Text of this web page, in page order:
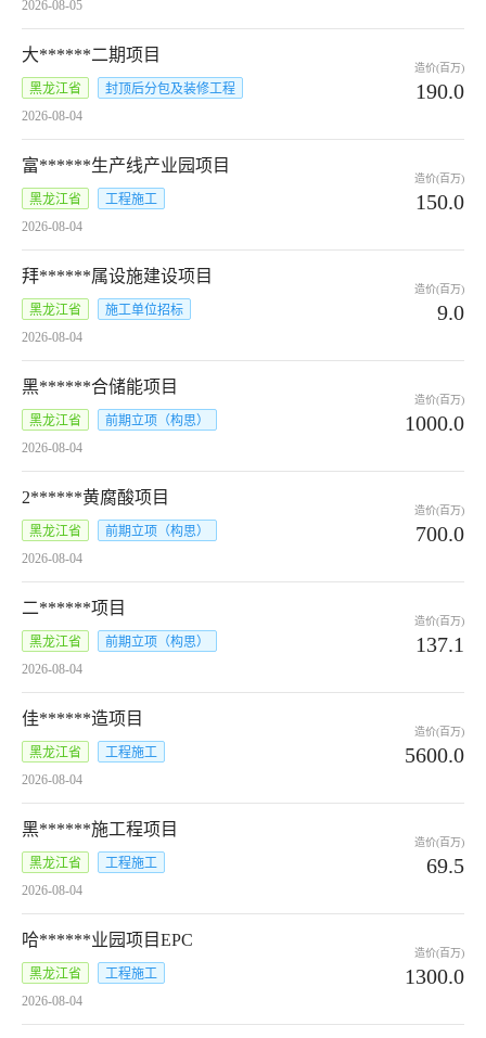
2026-08-05
大******二期项目
黑龙江省
封顶后分包及装修工程
2026-08-04
造价(百万)
190.0
富******生产线产业园项目
黑龙江省
工程施工
2026-08-04
造价(百万)
150.0
拜******属设施建设项目
黑龙江省
施工单位招标
2026-08-04
造价(百万)
9.0
黑******合储能项目
黑龙江省
前期立项（构思）
2026-08-04
造价(百万)
1000.0
2******黄腐酸项目
黑龙江省
前期立项（构思）
2026-08-04
造价(百万)
700.0
二******项目
黑龙江省
前期立项（构思）
2026-08-04
造价(百万)
137.1
佳******造项目
黑龙江省
工程施工
2026-08-04
造价(百万)
5600.0
黑******施工程项目
黑龙江省
工程施工
2026-08-04
造价(百万)
69.5
哈******业园项目EPC
黑龙江省
工程施工
2026-08-04
造价(百万)
1300.0